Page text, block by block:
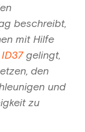
beschreibt,
mit Hilfe
gelingt,
den
und
zu